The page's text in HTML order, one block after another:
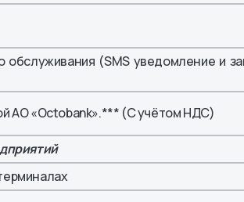
обслуживания (SMS уведомление и
АО «Octobank».*** (С учётом НДС)